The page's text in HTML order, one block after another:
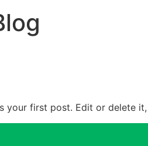
your first post. Edit or delete